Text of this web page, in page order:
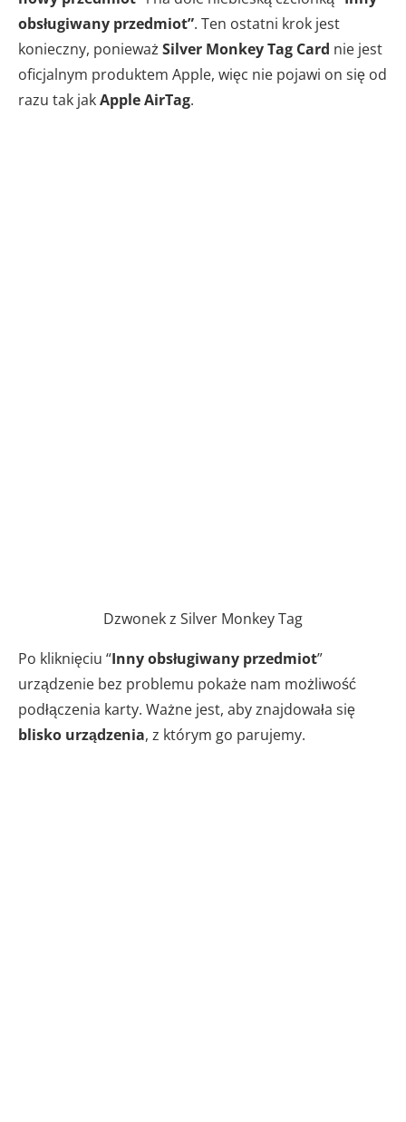
obsługiwany przedmiot”. Ten ostatni krok jest
konieczny, ponieważSilver Monkey Tag Card nie jest
oficjalnym produktem Apple, więc nie pojawi on się od
razu tak jakApple AirTag.
Dzwonek z Silver Monkey Tag
Po kliknięciu “Inny obsługiwany przedmiot”
urządzenie bez problemu pokaże nam możliwość
podłączenia karty. Ważne jest, aby znajdowała się
blisko urządzenia, z którym go parujemy.